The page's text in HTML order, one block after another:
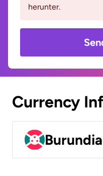
herunter.
Currency